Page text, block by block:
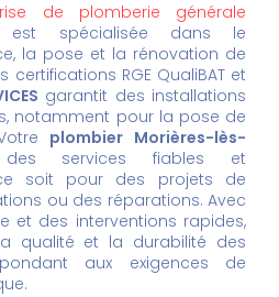
de plomberie générale
spécialisée dans le
la pose et la rénovation de
RGE QualiBAT et
garantit des installations
notamment pour la pose de
plombier Morières-lès-
services fiables et
soit pour des projets de
ou des réparations. Avec
et des interventions rapides,
qualité et la durabilité des
aux exigences de